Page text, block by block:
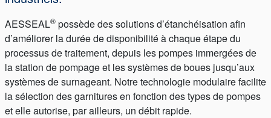
AESSEAL® possède des solutions d’étanchéisation afin
d’améliorer la durée de disponibilité à chaque étape du
processus de traitement, depuis les pompes immergées de
la station de pompage et les systèmes de boues jusqu’aux
systèmes de surnageant. Notre technologie modulaire facilite
la sélection des garnitures en fonction des types de pompes
et elle autorise, par ailleurs, un débit rapide.